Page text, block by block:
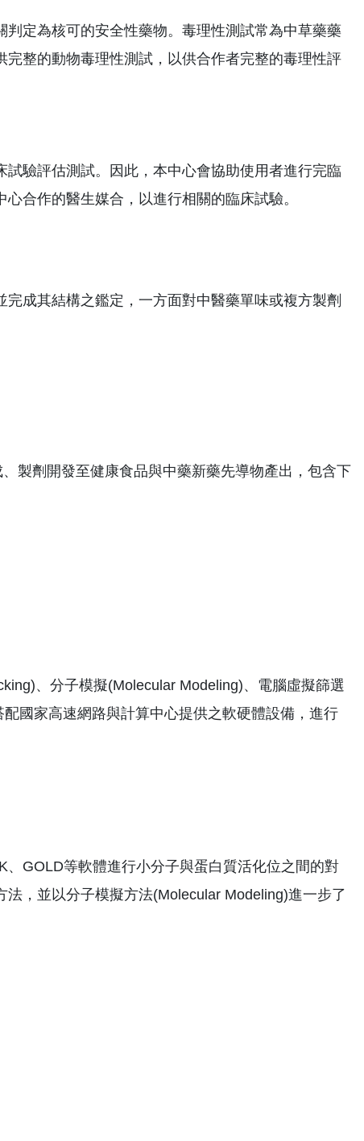
定為核可的安全性藥物。毒理性測試常為中草藥藥
整的動物毒理性測試，以供合作者完整的毒理性評
驗評估測試。因此，本中心會協助使用者進行完臨
合作的醫生媒合，以進行相關的臨床試驗。
成其結構之鑑定，一方面對中醫藥單味或複方製劑
製劑開發至健康食品與中藥新藥先導物產出，包含下
、分子模擬(Molecular Modeling)、電腦虛擬篩選
國家高速網路與計算中心提供之軟硬體設備，進行
GOLD等軟體進行小分子與蛋白質活化位之間的對
，並以分子模擬方法(Molecular Modeling)進一步了